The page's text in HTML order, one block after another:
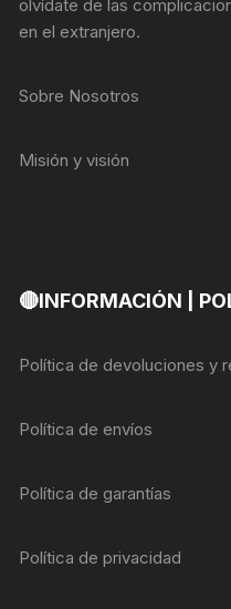
olvídate de las
en el extranjero.
Sobre Nosotros
Misión y visión
🔴INFORMACIÓN |
Política de devoluciones y
Política de envíos
Política de garantías
Política de privacidad